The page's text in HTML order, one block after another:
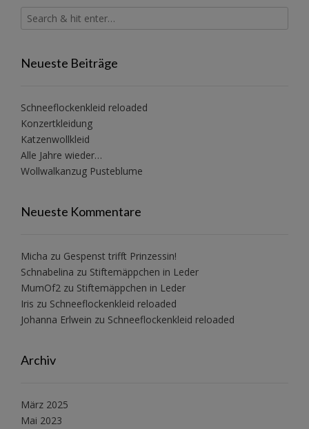
Neueste Beiträge
Schneeflockenkleid reloaded
Konzertkleidung
Katzenwollkleid
Alle Jahre wieder…
Wollwalkanzug Pusteblume
Neueste Kommentare
Micha zu Gespenst trifft Prinzessin!
Schnabelina zu Stiftemäppchen in Leder
MumOf2 zu Stiftemäppchen in Leder
Iris zu Schneeflockenkleid reloaded
Johanna Erlwein zu Schneeflockenkleid reloaded
Archiv
März 2025
Mai 2023